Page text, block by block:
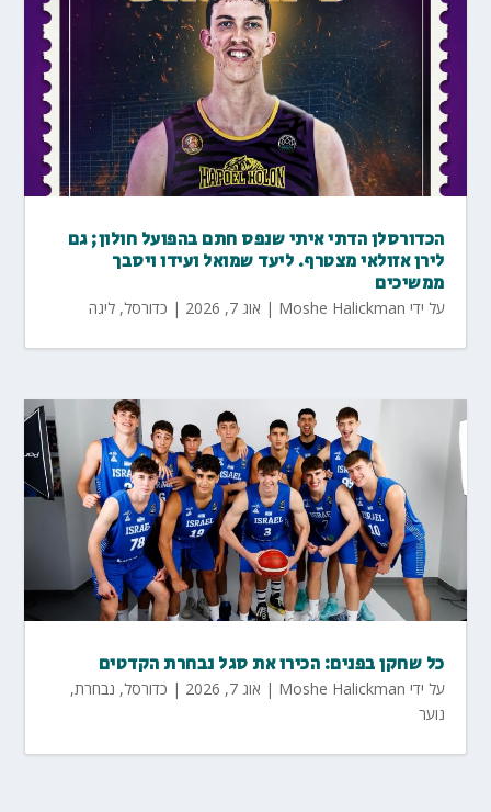
הכדורסלן הדתי איתי שנפס חתם בהפועל חולון; גם
לירן אזולאי מצטרף. ליעד שמואל ועידו ויסבך
ממשיכים
על ידי Moshe Halickman
| אוג 7, 2026 | כדורסל,ליגה
כל שחקן בפנים: הכירו את סגל נבחרת הקדטים
על ידי Moshe Halickman
| אוג 7, 2026 | כדורסל, נבחרת,
נוער